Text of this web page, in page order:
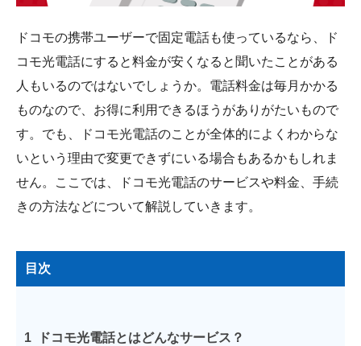
ドコモの携帯ユーザーで固定電話も使っているなら、ド
コモ光電話にすると料金が安くなると聞いたことがある
人もいるのではないでしょうか。電話料金は毎月かかる
ものなので、お得に利用できるほうがありがたいもので
す。でも、ドコモ光電話のことが全体的によくわからな
いという理由で変更できずにいる場合もあるかもしれま
せん。ここでは、ドコモ光電話のサービスや料金、手続
きの方法などについて解説していきます。
目次
1 ドコモ光電話とはどんなサービス？